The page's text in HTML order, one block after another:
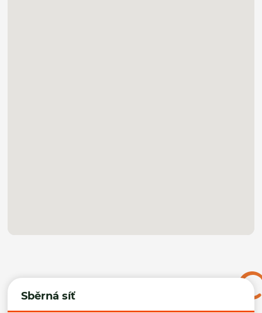
Sběrná síť